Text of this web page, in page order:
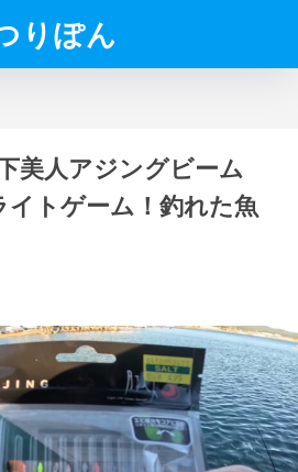
りぽん
美人アジングビーム
トゲーム！釣れた魚